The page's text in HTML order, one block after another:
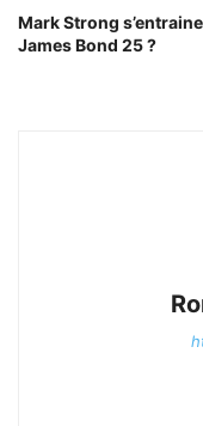
Mark Strong
James Bond 25 ?